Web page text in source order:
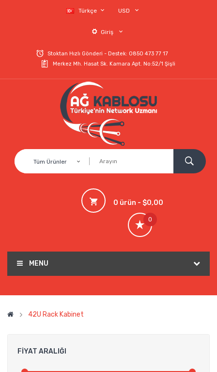
Türkçe USD
Giriş
Stoktan Hızlı Gönderi - Destek: 0850 473 77 17
Merkez Mh. Hasat Sk. Kamara Apt. No:52/1 Şişli
Tüm Ürünler
0 ürün - $0,00
0
MENU
42U Rack Kabinet
FIYAT ARALIĞI